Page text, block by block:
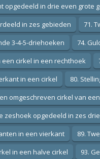
opgedeeld in drie even grote
in zes gebieden
71.
3-4-5-driehoeken
74.
een cirkel in een rechthoek
in een cirkel
80.
omgeschreven cirkel van
zeshoek opgedeeld in zes
in een vierkant
89.
in een halve cirkel
93.